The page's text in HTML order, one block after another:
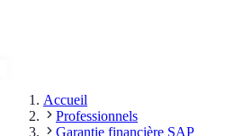
Accueil
Professionnels
Garantie financière SAP